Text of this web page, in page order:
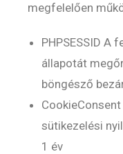
megfelelően
PHPSESSID A
állapotát
böngésző
sütikezelési
1 év